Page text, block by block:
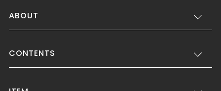
ABOUT
CONTENTS